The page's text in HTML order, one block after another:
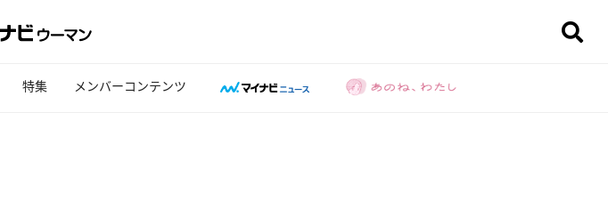
特集 メンバーコンテンツ